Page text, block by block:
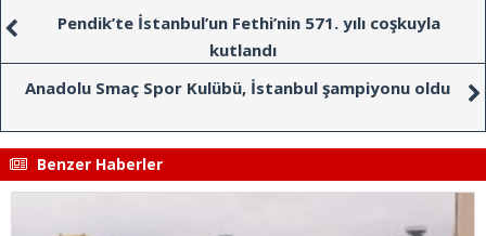
Pendik’te İstanbul’un Fethi’nin 571. yılı coşkuyla
kutlandı
Anadolu Smaç Spor Kulübü, İstanbul şampiyonu oldu
Benzer Haberler